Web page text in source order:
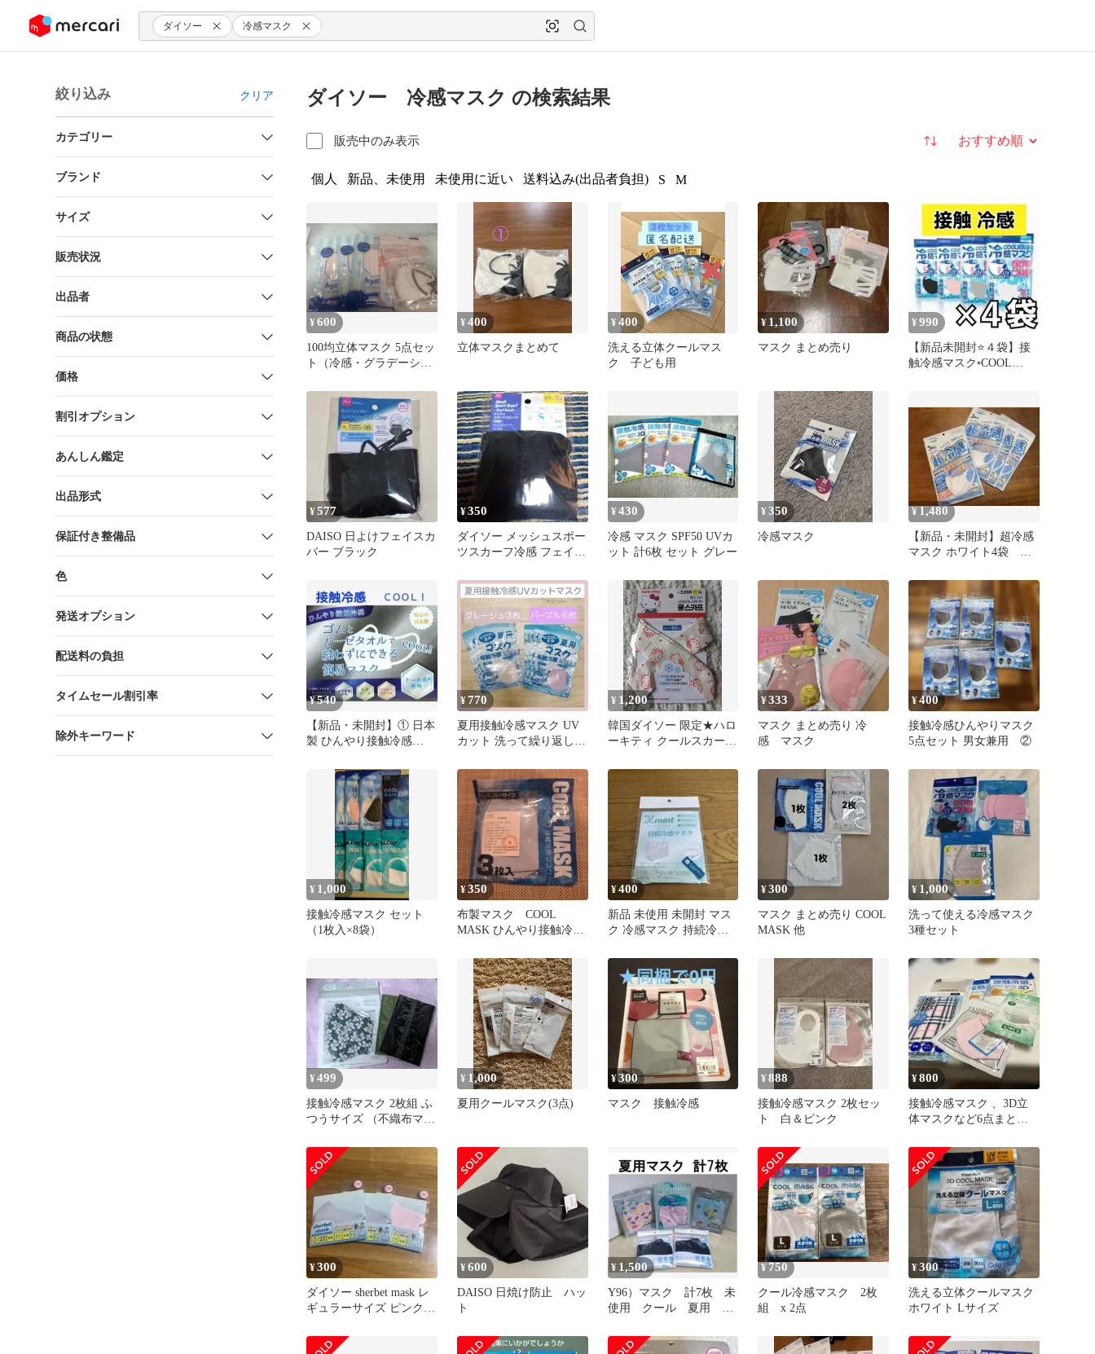
ツにスキップ ダイソー 冷感マスク
絞り込み クリア
カテゴリー
ブランド
サイズ
販売状況
出品者
商品の状態
価格
割引オプション
あんしん鑑定
出品形式
保証付き整備品
色
発送オプション
配送料の負担
タイムセール割引率
除外キーワード
ダイソー 冷感マスク の検索結果
販売中のみ表示 並び替え
個人 新品、未使用 未使用に近い 送料込み(出品者負担) S M
¥600
100均立体マスク 5点セッ
ト（冷感・グラデーショ
¥400
立体マスクまとめて
¥400
洗える立体クールマス
ク 子ども用
¥ 1,100
マスク まとめ売り
¥ 990
【新品未開封⭐４袋】接
触冷感マスク▫COOL
¥577
DAISO 日よけフェイスカ
バー ブラック
¥350
ダイソー メッシュスポー
ツスカーフ冷感 フェイス
¥430
冷感 マスク SPF50 UVカ
ット 計6枚 セット グレー
¥350
冷感マスク
¥ 1,480
【新品・未開封】超冷感
マスク ホワイト4袋 洗
¥540
【新品・未開封】① 日本
製 ひんやり接触冷感
¥770
夏用接触冷感マスク UV
カット 洗って繰り返し使
ル7枚
¥ 1,200
韓国ダイソー 限定★ハロ
ーキティ クールスカーフ
¥333
マスク まとめ売り 冷
感 マスク
¥400
接触冷感ひんやりマスク
5点セット 男女兼用 ②
¥ 1,000
接触冷感マスク セット
（1枚入×8袋）
¥350
布製マスク COOL
MASK ひんやり接触冷感
3枚入
¥400
新品 未使用 未開封 マス
ク 冷感マスク 持続冷感
¥300
マスク まとめ売り COOL
MASK 他
¥ 1,000
洗って使える冷感マスク
3種セット
¥499
接触冷感マスク 2枚組 ふ
つうサイズ （不織布マス
¥ 1,000
夏用クールマスク(3点)
¥300
マスク 接触冷感
¥888
接触冷感マスク 2枚セッ
ト 白＆ピンク
¥800
接触冷感マスク 、3D立
体マスクなど6点まとめ
¥300
ダイソー sherbet mask レ
ギュラーサイズ ピンク
¥600
DAISO 日焼け防止 ハッ
ト
¥ 1,500
Y96）マスク 計7枚 未
使用 クール 夏用 ひ
¥ 750
クール冷感マスク 2枚
組 x 2点
¥300
洗える立体クールマスク
ホワイト Lサイズ